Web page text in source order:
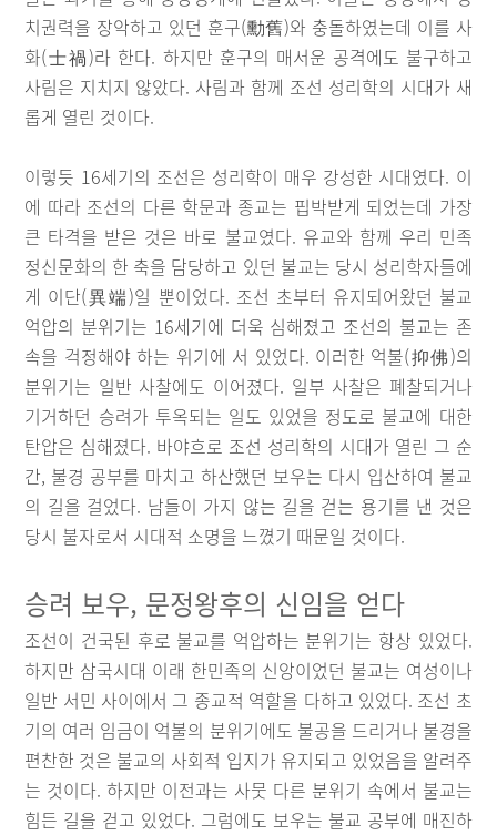
치권력을 장악하고 있던 훈구(勳舊)와 충돌하였는데 이를 사
화(士禍)라 한다. 하지만 훈구의 매서운 공격에도 불구하고
사림은 지치지 않았다. 사림과 함께 조선 성리학의 시대가 새
롭게 열린 것이다.
이렇듯 16세기의 조선은 성리학이 매우 강성한 시대였다. 이
에 따라 조선의 다른 학문과 종교는 핍박받게 되었는데 가장
큰 타격을 받은 것은 바로 불교였다. 유교와 함께 우리 민족
정신문화의 한 축을 담당하고 있던 불교는 당시 성리학자들에
게 이단(異端)일 뿐이었다. 조선 초부터 유지되어왔던 불교
억압의 분위기는 16세기에 더욱 심해졌고 조선의 불교는 존
속을 걱정해야 하는 위기에 서 있었다. 이러한 억불(抑佛)의
분위기는 일반 사찰에도 이어졌다. 일부 사찰은 폐찰되거나
기거하던 승려가 투옥되는 일도 있었을 정도로 불교에 대한
탄압은 심해졌다. 바야흐로 조선 성리학의 시대가 열린 그 순
간, 불경 공부를 마치고 하산했던 보우는 다시 입산하여 불교
의 길을 걸었다. 남들이 가지 않는 길을 걷는 용기를 낸 것은
당시 불자로서 시대적 소명을 느꼈기 때문일 것이다.
승려 보우, 문정왕후의 신임을 얻다
조선이 건국된 후로 불교를 억압하는 분위기는 항상 있었다.
하지만 삼국시대 이래 한민족의 신앙이었던 불교는 여성이나
일반 서민 사이에서 그 종교적 역할을 다하고 있었다. 조선 초
기의 여러 임금이 억불의 분위기에도 불공을 드리거나 불경을
편찬한 것은 불교의 사회적 입지가 유지되고 있었음을 알려주
는 것이다. 하지만 이전과는 사뭇 다른 분위기 속에서 불교는
힘든 길을 걷고 있었다. 그럼에도 보우는 불교 공부에 매진하